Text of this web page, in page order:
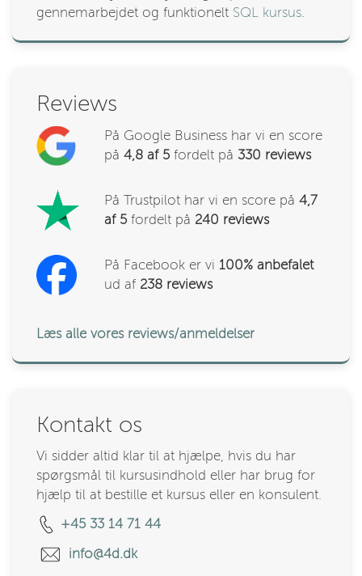
gennemarbejdet og funktionelt SQL kursus.
Reviews
På Google Business har vi en score
på 4,8 af 5 fordelt på 330 reviews
På Trustpilot har vi en score på 4,7
af 5 fordelt på 240 reviews
På Facebook er vi 100% anbefalet
ud af 238 reviews
Læs alle vores reviews/anmeldelser
Kontakt os
Vi sidder altid klar til at hjælpe, hvis du har
spørgsmål til kursusindhold eller har brug for
hjælp til at bestille et kursus eller en konsulent.
+45 33 14 71 44
info@4d.dk